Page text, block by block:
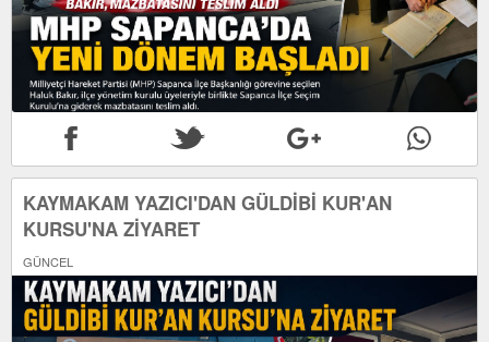
KAYMAKAM YAZICI'DAN GÜLDİBİ KUR'AN
KURSU'NA ZİYARET
GÜNCEL